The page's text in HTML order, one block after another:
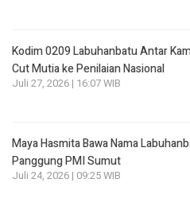
Kodim 0209 Labuhanbatu Antar
Cut Mutia ke Penilaian Nasional
Juli 27, 2026 | 16:07 WIB
Maya Hasmita Bawa Nama
Panggung PMI Sumut
Juli 24, 2026 | 09:25 WIB